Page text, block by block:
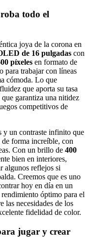
todo el
joya de la corona en
de 16 pulgadas con
píxeles en formato de
para trabajar con líneas
cómoda. Lo que
que aporta su tasa
garantiza una nitidez
competitivos de
y un contraste infinito que
forma increíble, con
Con un brillo de 400
bien en interiores,
algunos reflejos si
Creemos que es uno
hoy en día en un
óptimo para el
las necesidades de los
fidelidad de color.
jugar y crear